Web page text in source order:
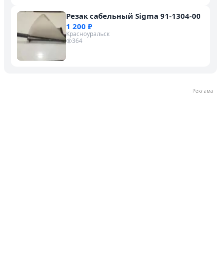
Резак сабельный Sigma 91-1304-00
1 200 ₽
Красноуральск
364
Реклама